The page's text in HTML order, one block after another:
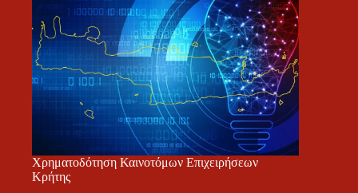
Χρηματοδότηση Καινοτόμων Επιχειρήσεων
Κρήτης